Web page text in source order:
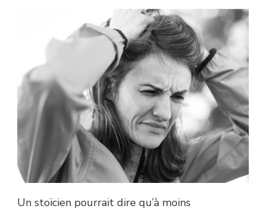
PASSIONS
Un stoïcien pourrait dire qu’à moins